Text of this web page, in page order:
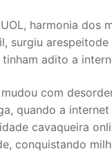
harmonia dos
surgiu arespeitode
adito a
com
quando a
cavaqueira
conquistando